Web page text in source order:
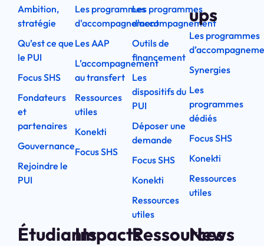
Ambition,
stratégie
Qu’est ce que
le PUI
Focus SHS
Fondateurs
et
partenaires
Gouvernance
Rejoindre le
PUI
Les programmes
d'accompagnement
Les AAP
L’accompagnement
au transfert
Ressources
utiles
Konekti
Focus SHS
Les programmes
d'accompagnement
Outils de
financement
Les
dispositifs du
PUI
Déposer une
demande
Focus SHS
Konekti
Ressources
utiles
ups
Les programmes
Synergies
Les
programmes
dédiés
Focus SHS
Konekti
Ressources
utiles
ÉtudiantsImpactsRessources
News